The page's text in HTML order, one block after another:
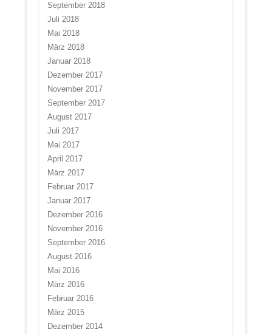
September 2018
Juli 2018
Mai 2018
März 2018
Januar 2018
Dezember 2017
November 2017
September 2017
August 2017
Juli 2017
Mai 2017
April 2017
März 2017
Februar 2017
Januar 2017
Dezember 2016
November 2016
September 2016
August 2016
Mai 2016
März 2016
Februar 2016
März 2015
Dezember 2014